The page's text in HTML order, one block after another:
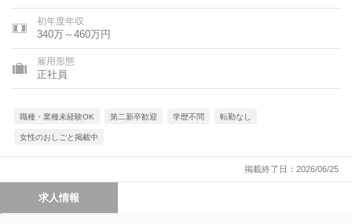
初年度年収
340万～460万円
雇用形態
正社員
職種・業種未経験OK 第二新卒歓迎 学歴不問 転勤なし
女性のおしごと掲載中
掲載終了日：2026/06/25
求人情報